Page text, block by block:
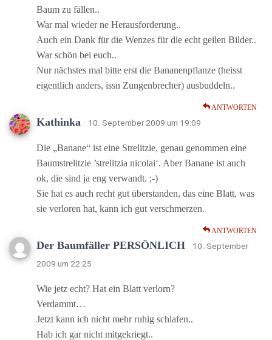
Baum zu fällen..
War mal wieder ne Herausforderung..
Auch ein Dank für die Wenzes für die echt geilen Bilder..
War schön bei euch..
Nur nächstes mal bitte erst die Bananenpflanze (heisst
eigentlich anders, issn Zungenbrecher) ausbuddeln..
ANTWORTEN
Kathinka · 10. September 2009 um 19:09
Die „Banane“ ist eine Strelitzie, genau genommen eine
Baumstrelitzie ’strelitzia nicolai‘. Aber Banane ist auch
ok, die sind ja eng verwandt. ;-)
Sie hat es auch recht gut überstanden, das eine Blatt, was
sie verloren hat, kann ich gut verschmerzen.
ANTWORTEN
Der Baumfäller PERSÖNLICH · 10. September
2009 um 22:25
Wie jetz echt? Hat ein Blatt verlorn?
Verdammt…
Jetzt kann ich nicht mehr ruhig schlafen..
Hab ich gar nicht mitgekriegt..